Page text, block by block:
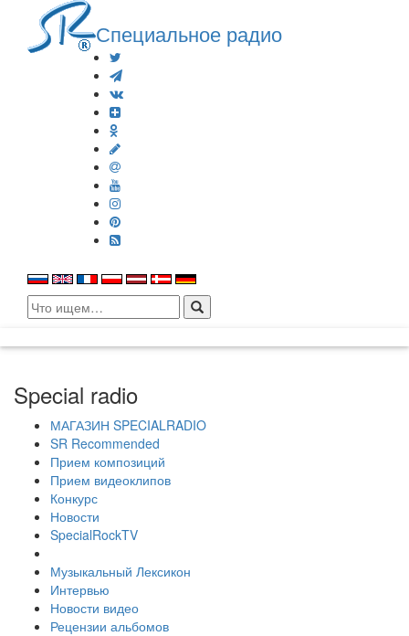
Специальное радио
Search
for:
Special radio
МАГАЗИН SPECIALRADIO
SR Recommended
Прием композиций
Прием видеоклипов
Конкурс
Новости
SpecialRockTV
Музыкальный Лексикон
Интервью
Новости видео
Рецензии альбомов